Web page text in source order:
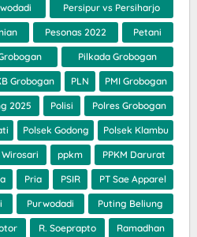
Persipur vs Persiharjo
Pesonas 2022 Petani
Pilkada Grobogan
Grobogan PLN PMI Grobogan
2025 Polisi Polres Grobogan
Polsek Godong Polsek Klambu
Wirosari ppkm PPKM Darurat
Pria PSIR PT Sae Apparel
Purwodadi Puting Beliung
R. Soeprapto Ramadhan